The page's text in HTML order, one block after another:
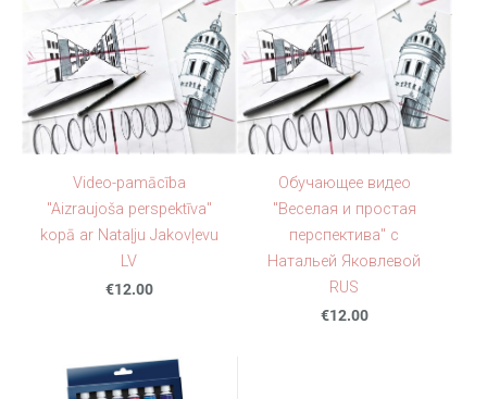
Video-pamācība
"Aizraujoša perspektīva"
kopā ar Nataļju Jakovļevu
LV
€12.00
Обучающее видео
"Веселая и простая
перспектива" с
Натальей Яковлевой
RUS
€12.00